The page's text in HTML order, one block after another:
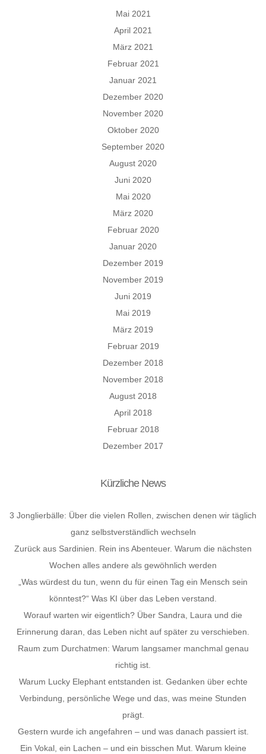
Mai 2021
April 2021
März 2021
Februar 2021
Januar 2021
Dezember 2020
November 2020
Oktober 2020
September 2020
August 2020
Juni 2020
Mai 2020
März 2020
Februar 2020
Januar 2020
Dezember 2019
November 2019
Juni 2019
Mai 2019
März 2019
Februar 2019
Dezember 2018
November 2018
August 2018
April 2018
Februar 2018
Dezember 2017
Kürzliche News
3 Jonglierbälle: Über die vielen Rollen, zwischen denen wir täglich
ganz selbstverständlich wechseln
Zurück aus Sardinien. Rein ins Abenteuer. Warum die nächsten
Wochen alles andere als gewöhnlich werden
„Was würdest du tun, wenn du für einen Tag ein Mensch sein
könntest?“ Was KI über das Leben verstand.
Worauf warten wir eigentlich? Über Sandra, Laura und die
Erinnerung daran, das Leben nicht auf später zu verschieben.
Raum zum Durchatmen: Warum langsamer manchmal genau
richtig ist.
Warum Lucky Elephant entstanden ist. Gedanken über echte
Verbindung, persönliche Wege und das, was meine Stunden
prägt.
Gestern wurde ich angefahren – und was danach passiert ist.
Ein Vokal, ein Lachen – und ein bisschen Mut. Warum kleine